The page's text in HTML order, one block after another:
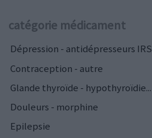
catégorie médicament
Dépression - antidépresseurs IRS
Contraception - autre
Glande thyroïde - hypothyroïdie...
Douleurs - morphine
Epilepsie